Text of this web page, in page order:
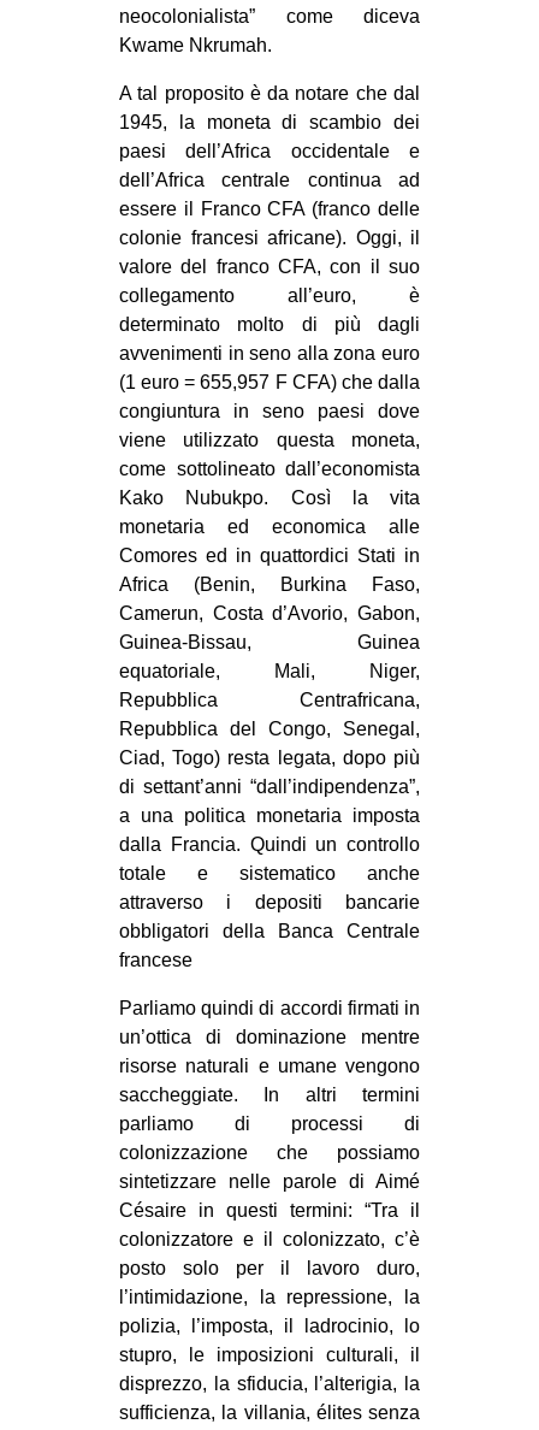
neocolonialista” come diceva
Kwame Nkrumah.
A tal proposito è da notare che dal
1945, la moneta di scambio dei
paesi dell’Africa occidentale e
dell’Africa centrale continua ad
essere il Franco CFA (franco delle
colonie francesi africane). Oggi, il
valore del franco CFA, con il suo
collegamento all’euro, è
determinato molto di più dagli
avvenimenti in seno alla zona euro
(1 euro = 655,957 F CFA) che dalla
congiuntura in seno paesi dove
viene utilizzato questa moneta,
come sottolineato dall’economista
Kako Nubukpo. Così la vita
monetaria ed economica alle
Comores ed in quattordici Stati in
Africa (Benin, Burkina Faso,
Camerun, Costa d’Avorio, Gabon,
Guinea-Bissau, Guinea
equatoriale, Mali, Niger,
Repubblica Centrafricana,
Repubblica del Congo, Senegal,
Ciad, Togo) resta legata, dopo più
di settant’anni “dall’indipendenza”,
a una politica monetaria imposta
dalla Francia. Quindi un controllo
totale e sistematico anche
attraverso i depositi bancarie
obbligatori della Banca Centrale
francese
Parliamo quindi di accordi firmati in
un’ottica di dominazione mentre
risorse naturali e umane vengono
saccheggiate. In altri termini
parliamo di processi di
colonizzazione che possiamo
sintetizzare nelle parole di Aimé
Césaire in questi termini: “Tra il
colonizzatore e il colonizzato, c’è
posto solo per il lavoro duro,
l’intimidazione, la repressione, la
polizia, l’imposta, il ladrocinio, lo
stupro, le imposizioni culturali, il
disprezzo, la sfiducia, l’alterigia, la
sufficienza, la villania, élites senza